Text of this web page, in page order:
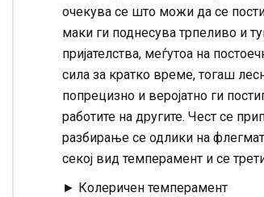
очекува се што можи да се
маки ги поднесува трпеливо и
пријателства, меѓутоа на
сила за кратко време, тогаш
попрецизно и веројатно ги
работите на другите. Чест се
разбирање се одлики на
секој вид темперамент и се
► Колеричен темперамент